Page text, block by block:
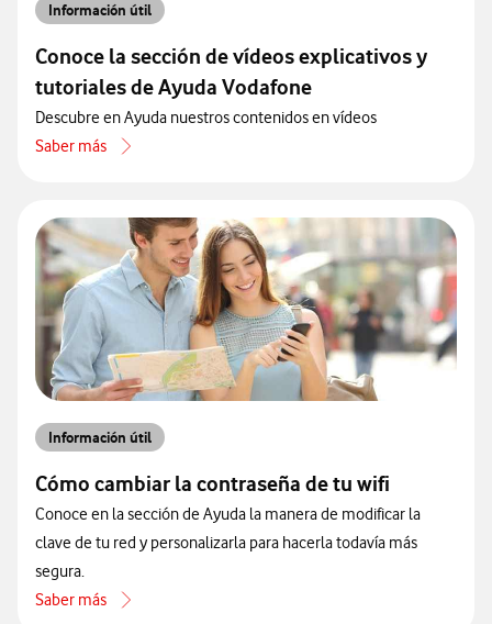
Información útil
Conoce la sección de vídeos explicativos y
tutoriales de Ayuda Vodafone
Descubre en Ayuda nuestros contenidos en vídeos
Saber más
acerca de Conoce la sección de vídeos explicativos y tutoriales de
Información útil
Cómo cambiar la contraseña de tu wifi
Conoce en la sección de Ayuda la manera de modificar la
clave de tu red y personalizarla para hacerla todavía más
segura.
Saber más
acerca de Cómo cambiar la contraseña de tu wifi